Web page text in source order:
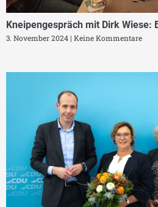
Kneipengespräch mit Dirk Wiese:
3. November 2024 Keine Kommentare